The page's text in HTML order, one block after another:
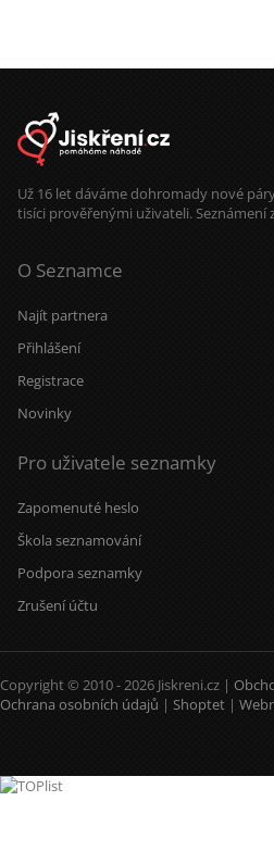
Už 16 let dáváme dohromady nové
tisíci prověřenými uživateli. Seznámení
O Seznamce
Najít partnera
Přihlášení
Registrace
Novinky
Pro uživatele seznamky
Zapomenuté heslo
Škola seznamování
Podpora seznamky
Zrušení účtu
Copyright © 2010 - 2026 Jiskreni.cz |
Ochrana osobních údajů | Shoptet |